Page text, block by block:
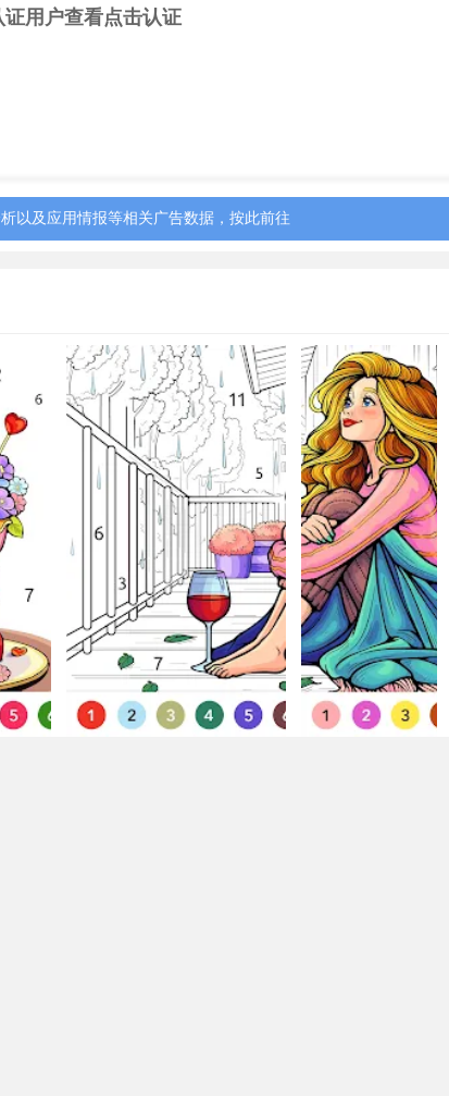
用户查看点击认证
以及应用情报等相关广告数据，按此前往